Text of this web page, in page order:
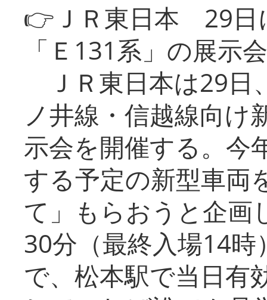
👉ＪＲ東日本 29日
「Ｅ131系」の展示会
ＪＲ東日本は29日
ノ井線・信越線向け
示会を開催する。今
する予定の新型車両
て」もらおうと企画
30分（最終入場14
で、松本駅で当日有